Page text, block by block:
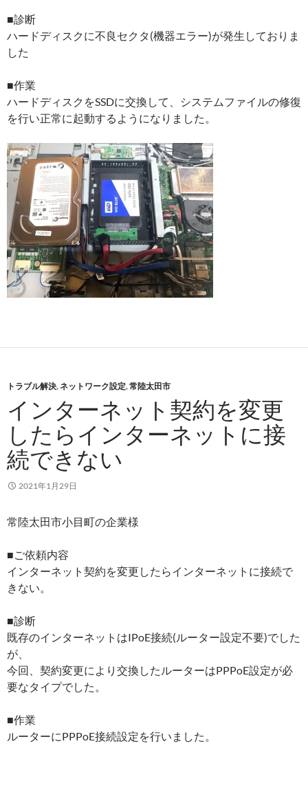
■診断
ハードディスクに不良セクタ(機器エラー)が発生しておりま
した
■作業
ハードディスクをSSDに交換して、システムファイルの修復
を行い正常に起動するようになりました。
トラブル解決,ネットワーク設定,常陸太田市
インターネット契約を変更
したらインターネットに接
続できない
2021年1月29日
常陸太田市小目町の企業様
■ご依頼内容
インターネット契約を変更したらインターネットに接続で
きない。
■診断
既存のインターネットはIPoE接続(ルーター設定不要)でした
が、
今回、契約変更により交換したルーターはPPPoE設定が必
要なタイプでした。
■作業
ルーターにPPPoE接続設定を行いました。